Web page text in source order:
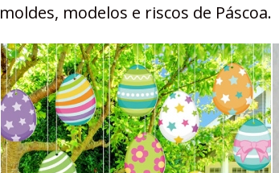
moldes, modelos e riscos de Páscoa.